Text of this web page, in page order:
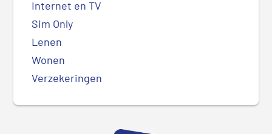
Internet en TV
Sim Only
Lenen
Wonen
Verzekeringen